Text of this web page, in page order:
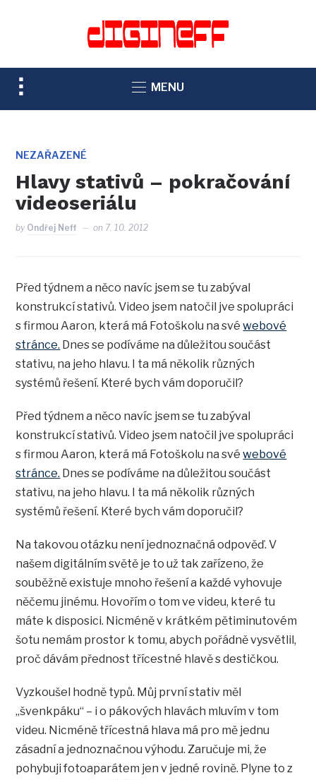
TOGGLE
SIDEBAR
NAVIGATION
MENU
NEZAŘAZENÉ
Hlavy stativů – pokračování
videoseriálu
by Ondřej Neff on 7. 10. 2012
Před týdnem a něco navíc jsem se tu zabýval
konstrukcí stativů. Video jsem natočil jve spolupráci
s firmou Aaron, která má Fotoškolu na svéwebové
stránce. Dnes se podíváme na důležitou součást
stativu, na jeho hlavu. I ta má několik různých
systémů řešení. Které bych vám doporučil?
Před týdnem a něco navíc jsem se tu zabýval
konstrukcí stativů. Video jsem natočil jve spolupráci
s firmou Aaron, která má Fotoškolu na svéwebové
stránce. Dnes se podíváme na důležitou součást
stativu, na jeho hlavu. I ta má několik různých
systémů řešení. Které bych vám doporučil?
Na takovou otázku není jednoznačná odpověď. V
našem digitálním světě je to už tak zařízeno, že
souběžně existuje mnoho řešení a každé vyhovuje
něčemu jinému. Hovořím o tom ve videu, které tu
máte k disposici. Nicméně v krátkém pětiminutovém
šotu nemám prostor k tomu, abych pořádně vysvětlil,
proč dávám přednost třícestné hlavě s destičkou.
Vyzkoušel hodně typů. Můj první stativ měl
„švenkpáku“ – i o pákových hlavách mluvím v tom
videu. Nicméně třícestná hlava má pro mě jednu
zásadní a jednoznačnou výhodu. Zaručuje mi, že
pohybuji fotoaparátem jen v jedné rovině. Plyne to z